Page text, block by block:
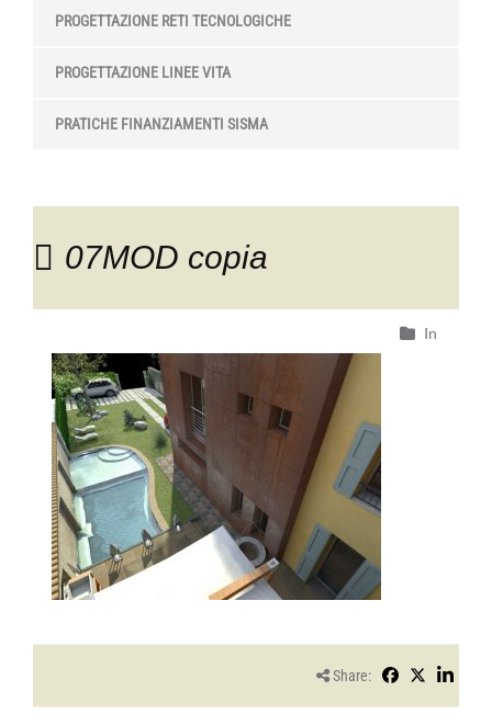
PROGETTAZIONE RETI TECNOLOGICHE
PROGETTAZIONE LINEE VITA
PRATICHE FINANZIAMENTI SISMA
07MOD copia
In
Share: